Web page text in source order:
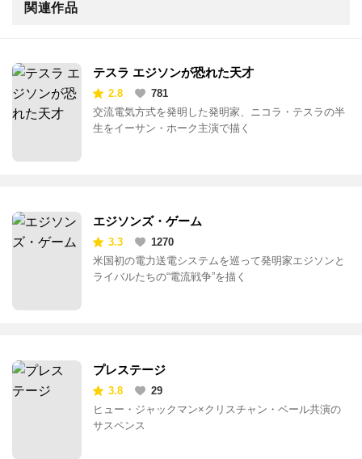
関連作品
テスラ エジソンが恐れた天才
2.8
781
交流電気方式を発明した発明家、ニコラ・テスラの半
生をイーサン・ホーク主演で描く
エジソンズ・ゲーム
3.3
1270
米国初の電力送電システムを巡って発明家エジソンと
ライバルたちの“電流戦争”を描く
プレステージ
3.8
29
ヒュー・ジャックマン×クリスチャン・ベール共演の
サスペンス